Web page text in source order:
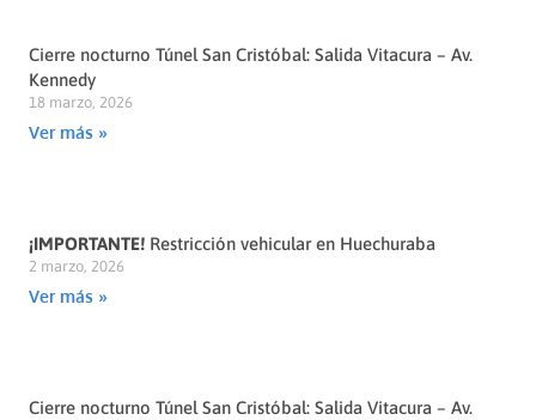
Cierre nocturno Túnel San Cristóbal: Salida Vitacura – Av.
Kennedy
18 marzo, 2026
Ver más »
¡IMPORTANTE! Restricción vehicular en Huechuraba
2 marzo, 2026
Ver más »
Cierre nocturno Túnel San Cristóbal: Salida Vitacura – Av.